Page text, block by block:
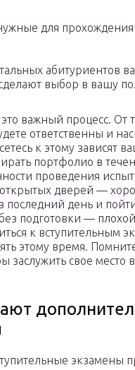
для
абитуриентов
выбор в вашу
важный процесс. От
ответственны и
к этому зависят
портфолио в
проведения
дверей —
последний день и
подготовки —
к вступительным
этому время.
заслужить свое место
экзамены